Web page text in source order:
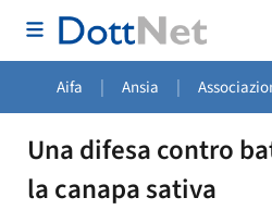
Aifa | Ansia |
Una difesa contro
la canapa sativa